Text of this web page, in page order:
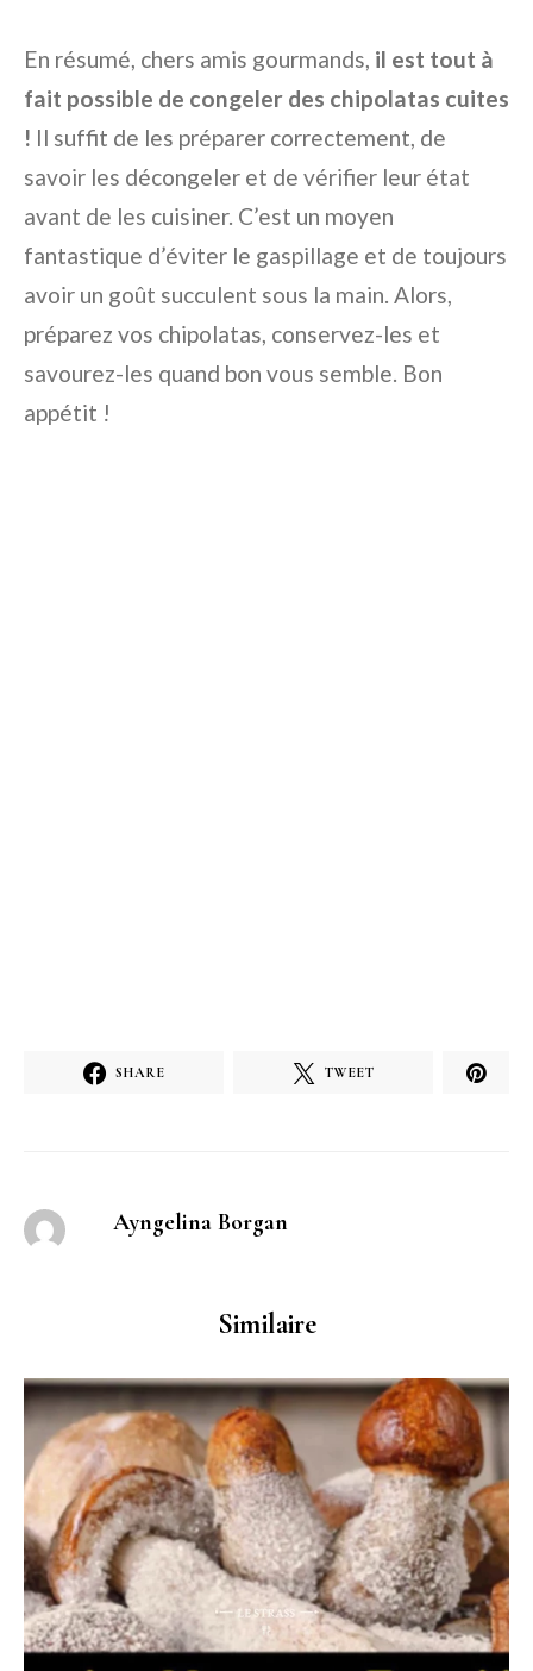
En résumé, chers amis gourmands, il est tout à
fait possible de congeler des chipolatas cuites
! Il suffit de les préparer correctement, de
savoir les décongeler et de vérifier leur état
avant de les cuisiner. C’est un moyen
fantastique d’éviter le gaspillage et de toujours
avoir un goût succulent sous la main. Alors,
préparez vos chipolatas, conservez-les et
savourez-les quand bon vous semble. Bon
appétit !
SHARE TWEET
Ayngelina Borgan
Similaire